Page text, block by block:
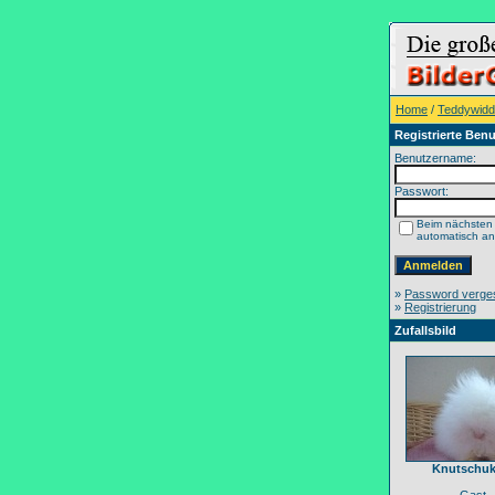
Home /
Registrierte
Benutzername:
Passwort:
Beim
automatisch
» Password
» Registrierung
Zufallsbild